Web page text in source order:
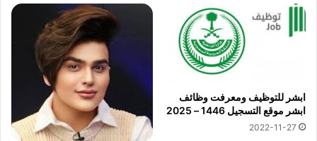
ابشر للتوظيف ومعرفت وظائف
ابشر موقع التسجيل 1446 – 2025
2022-11-27